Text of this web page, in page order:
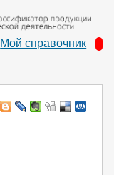
Мой справочник